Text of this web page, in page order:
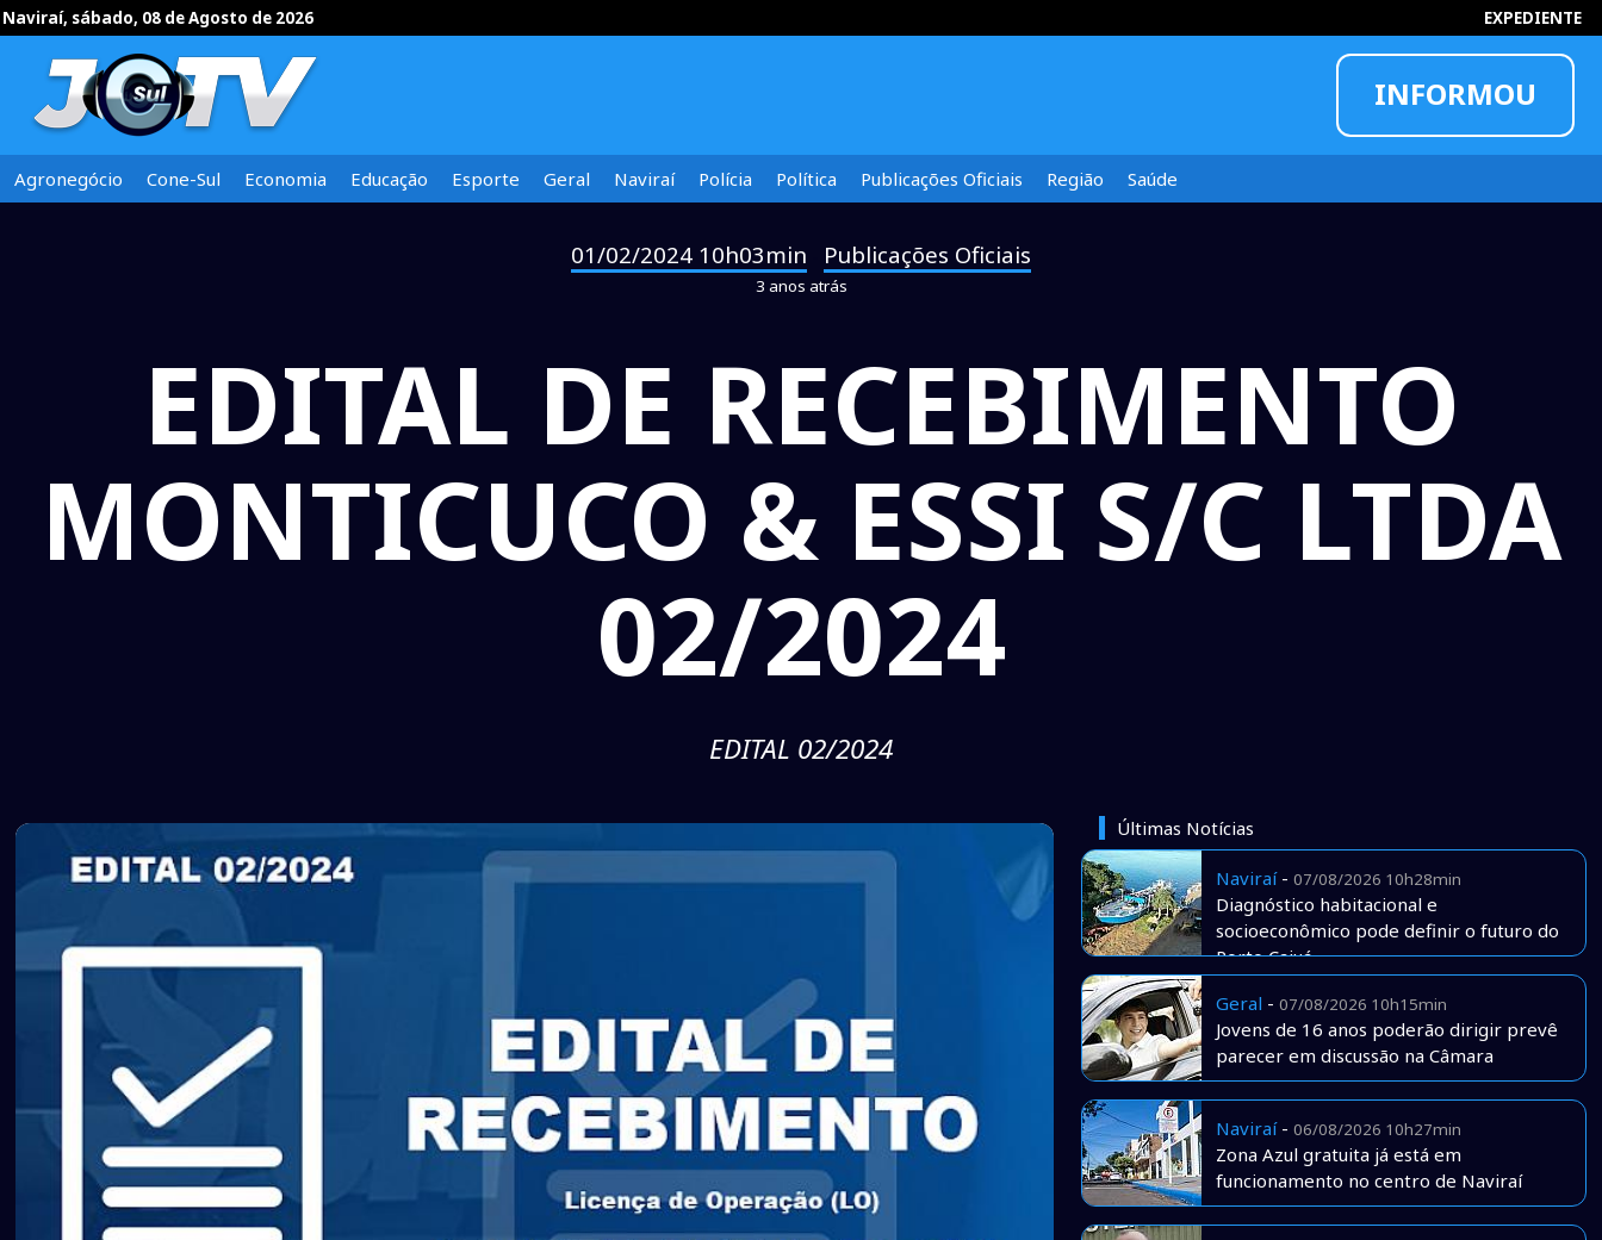
Naviraí, sábado, 08 de Agosto de 2026 EXPEDIENTE
INFORMOU
Agronegócio Cone-Sul Economia Educação Esporte Geral Naviraí Polícia Política Publicações Oficiais Região Saúde
01/02/2024 10h03min Publicações Oficiais
3 anos atrás
EDITAL DE RECEBIMENTO
MONTICUCO & ESSI S/C LTDA
02/2024
EDITAL 02/2024
Últimas Notícias
Naviraí- 07/08/2026 10h28min
Diagnóstico habitacional e
socioeconômico pode definir o futuro do
Porto Caiuá
Geral - 07/08/2026 10h15min
Jovens de 16 anos poderão dirigir prevê
parecer em discussão na Câmara
Naviraí- 06/08/2026 10h27min
Zona Azul gratuita já está em
funcionamento no centro de Naviraí